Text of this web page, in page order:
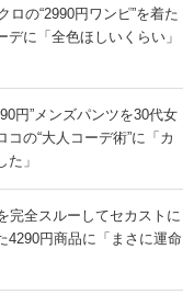
ロの“2990円ワンピ”を着た
に「全色ほしいくらい」
円”メンズパンツを30代女
の“大人コーデ術”に「カ
」
完全スルーしてセカストに
円商品に「まさに運命